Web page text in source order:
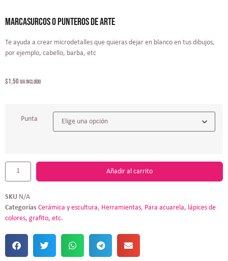
MARCASURCOS O PUNTEROS DE ARTE
Te ayuda a crear microdetalles que quieras dejar en blanco en tus dibujos,
por ejemplo, cabello, barba, etc
$1,50 IVA incluído
Punta
Añadir al carrito
SKU N/A
Categorías Cerámica y escultura, Herramientas, Para acuarela, lápices de
colores, grafito, etc.